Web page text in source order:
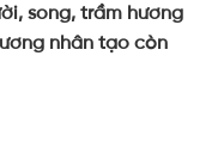
song, trầm hương
nhân tạo còn